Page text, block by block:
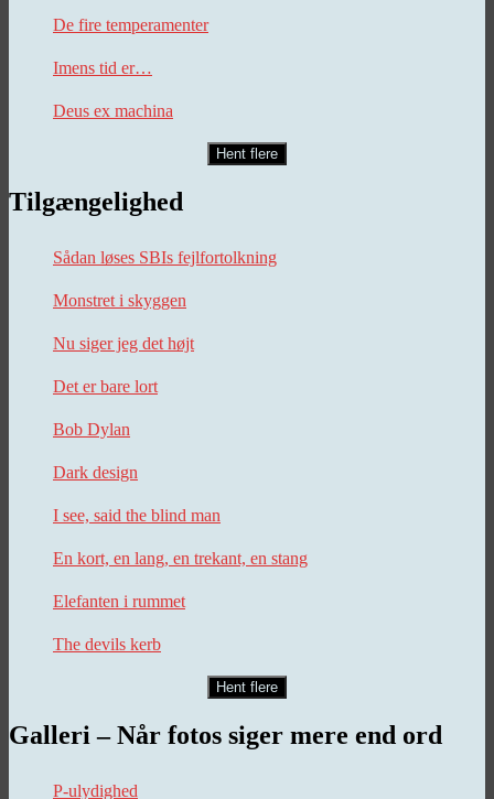
De fire temperamenter
Imens tid er…
Deus ex machina
Hent flere
Tilgængelighed
Sådan løses SBIs fejlfortolkning
Monstret i skyggen
Nu siger jeg det højt
Det er bare lort
Bob Dylan
Dark design
I see, said the blind man
En kort, en lang, en trekant, en stang
Elefanten i rummet
The devils kerb
Hent flere
Galleri – Når fotos siger mere end ord
P-ulydighed